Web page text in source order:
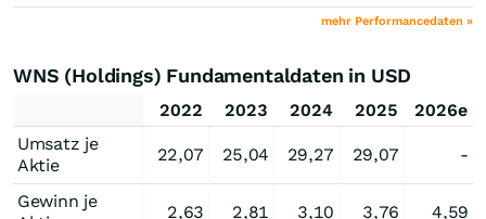
mehr Performancedaten »
WNS (Holdings) Fundamentaldaten in USD
2022 2023 2024 2025
2026e
Umsatz je
Aktie
22,07 25,04 29,27 29,07 -
Gewinn je
2,63 2,81 3,10 3,76 4,59